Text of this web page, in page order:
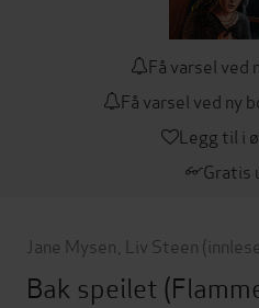
Få varsel ved
Få varsel ved ny
Legg til i
Gratis
Jane Mysen Liv Steen
Bak speilet